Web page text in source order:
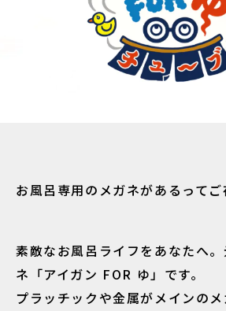
お風呂専用のメガネがあるってご
素敵なお風呂ライフをあなたへ
ネ「アイガン FOR ゆ」です。
プラッチックや金属がメインの